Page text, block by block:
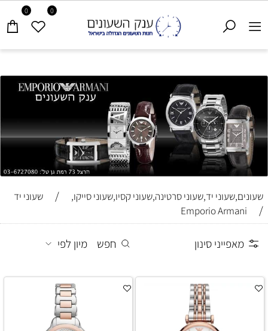
0 0
שעונים,שעוני יד,שעוני סרטינה,שעוני קסיו,שעוני סייקו, / שעוני יד
/
Emporio Armani
מאפייני סינון חפש מיון לפי